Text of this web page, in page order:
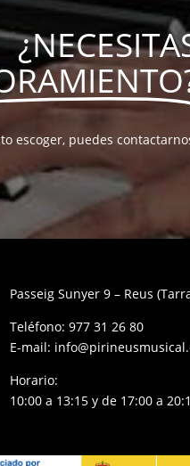
escoger, puedes
Passeig Sunyer 9 – Reus
Teléfono: 977 31 26 80
E-mail:
Horario:
10:00 a 13:15 y de 17:00 a